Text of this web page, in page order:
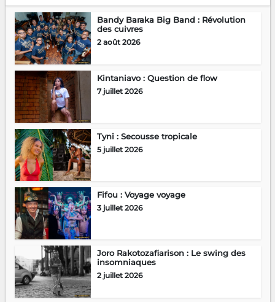
Bandy Baraka Big Band : Révolution
des cuivres
2 août 2026
Kintaniavo : Question de flow
7 juillet 2026
Tyni : Secousse tropicale
5 juillet 2026
Fifou : Voyage voyage
3 juillet 2026
Joro Rakotozafiarison : Le swing des
insomniaques
2 juillet 2026